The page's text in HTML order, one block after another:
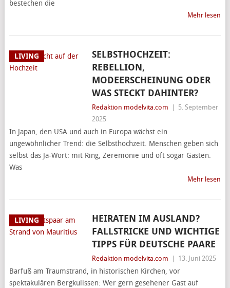
bestechen die
Mehr lesen
LIVING
SELBSTHOCHZEIT:
REBELLION,
MODEERSCHEINUNG ODER
WAS STECKT DAHINTER?
Redaktion modelvita.com
5. September
2025
In Japan, den USA und auch in Europa wächst ein
ungewöhnlicher Trend: die Selbsthochzeit. Menschen geben sich
selbst das Ja-Wort: mit Ring, Zeremonie und oft sogar Gästen.
Was
Mehr lesen
LIVING
HEIRATEN IM AUSLAND?
FALLSTRICKE UND WICHTIGE
TIPPS FÜR DEUTSCHE PAARE
Redaktion modelvita.com 13. Juni 2025
Barfuß am Traumstrand, in historischen Kirchen, vor
spektakulären Bergkulissen: Wer gern gesehener Gast auf